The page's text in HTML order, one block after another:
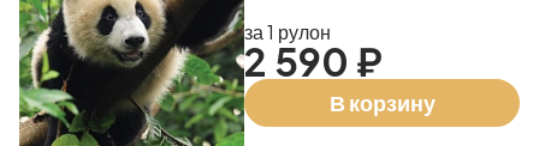
за 1 рулон
2 590 ₽
В корзину